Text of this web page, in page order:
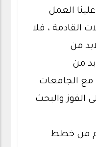
العمل
القادمة ، فلا
من
من
مع الجامعات
الفوز والبحث
من خطط